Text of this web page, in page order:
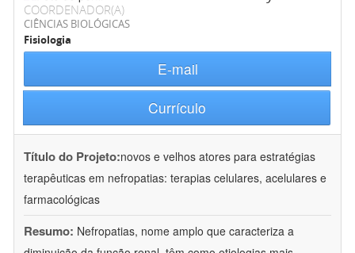
COORDENADOR(A)
CIÊNCIAS BIOLÓGICAS
Fisiologia
E-mail
Currículo
Título do Projeto:novos e velhos atores para estratégias
terapêuticas em nefropatias: terapias celulares, acelulares e
farmacológicas
Resumo: Nefropatias, nome amplo que caracteriza a